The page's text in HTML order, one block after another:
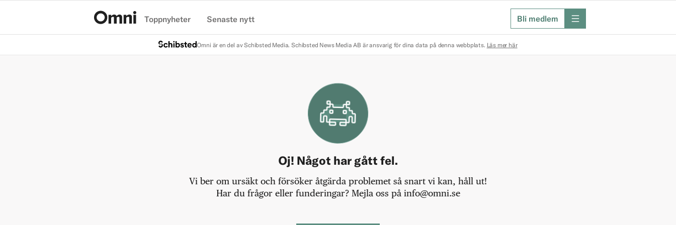
Toppnyheter Senaste nytt Bli medlem meny
Omni är en del av Schibsted Media. Schibsted News Media AB är ansvarig för dina data på denna webbplats. Läs mer här
Oj! Något har gått fel.
Vi ber om ursäkt och försöker åtgärda problemet så snart vi kan, håll ut!
Har du frågor eller funderingar? Mejla oss på info@omni.se